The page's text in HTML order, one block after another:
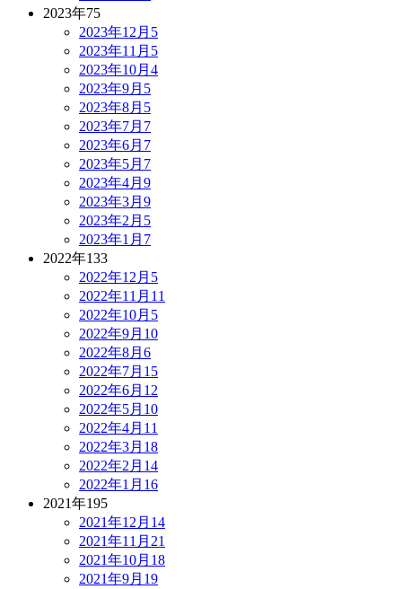
2023年75
2023年12月 5
2023年11月 5
2023年10月 4
2023年9月 5
2023年8月 5
2023年7月 7
2023年6月 7
2023年5月 7
2023年4月 9
2023年3月 9
2023年2月 5
2023年1月 7
2022年133
2022年12月 5
2022年11月 11
2022年10月 5
2022年9月 10
2022年8月 6
2022年7月 15
2022年6月 12
2022年5月 10
2022年4月 11
2022年3月 18
2022年2月 14
2022年1月 16
2021年195
2021年12月 14
2021年11月 21
2021年10月 18
2021年9月 19